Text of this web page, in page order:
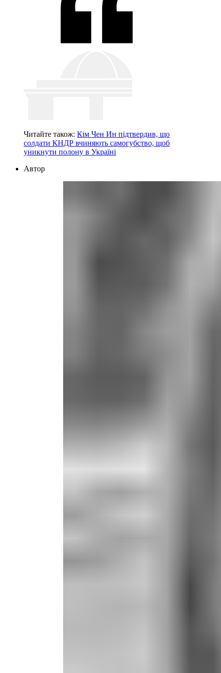
Читайте також: Кім Чен Ин підтвердив, що
солдати КНДР вчиняють самогубство, щоб
уникнути полону в Україні
Автор